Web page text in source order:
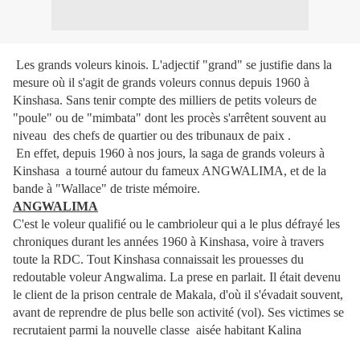
Les grands voleurs kinois. L'adjectif "grand" se justifie dans la
mesure où il s'agit de grands voleurs connus depuis 1960 à
Kinshasa. Sans tenir compte des milliers de petits voleurs de
"poule" ou de "mimbata" dont les procès s'arrêtent souvent au
niveau des chefs de quartier ou des tribunaux de paix .
En effet, depuis 1960 à nos jours, la saga de grands voleurs à
Kinshasa a tourné autour du fameux ANGWALIMA, et de la
bande à "Wallace" de triste mémoire.
ANGWALIMA
C'est le voleur qualifié ou le cambrioleur qui a le plus défrayé les
chroniques durant les années 1960 à Kinshasa, voire à travers
toute la RDC. Tout Kinshasa connaissait les prouesses du
redoutable voleur Angwalima. La prese en parlait. Il était devenu
le client de la prison centrale de Makala, d'où il s'évadait souvent,
avant de reprendre de plus belle son activité (vol). Ses victimes se
recrutaient parmi la nouvelle classe aisée habitant Kalina